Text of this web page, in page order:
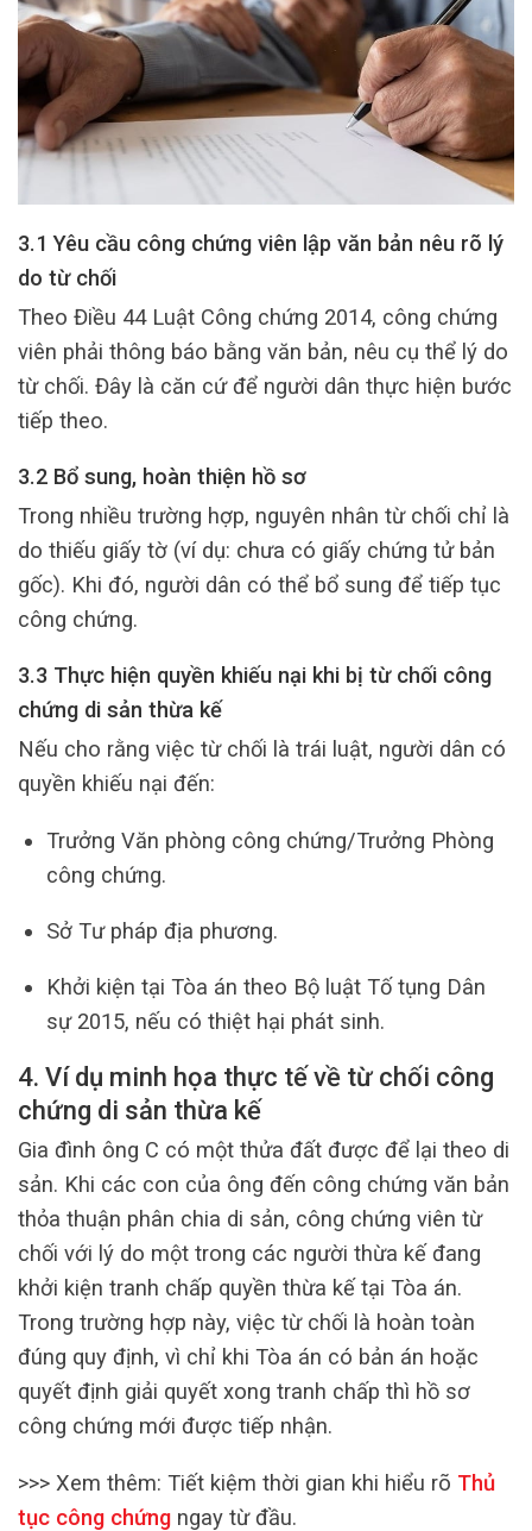
3.1 Yêu cầu công chứng viên lập văn bản nêu rõ lý
do từ chối
Theo Điều 44 Luật Công chứng 2014, công chứng
viên phải thông báo bằng văn bản, nêu cụ thể lý do
từ chối. Đây là căn cứ để người dân thực hiện bước
tiếp theo.
3.2 Bổ sung, hoàn thiện hồ sơ
Trong nhiều trường hợp, nguyên nhân từ chối chỉ là
do thiếu giấy tờ (ví dụ: chưa có giấy chứng tử bản
gốc). Khi đó, người dân có thể bổ sung để tiếp tục
công chứng.
3.3 Thực hiện quyền khiếu nại khi bị từ chối công
chứng di sản thừa kế
Nếu cho rằng việc từ chối là trái luật, người dân có
quyền khiếu nại đến:
Trưởng Văn phòng công chứng/Trưởng Phòng
công chứng.
Sở Tư pháp địa phương.
Khởi kiện tại Tòa án theo Bộ luật Tố tụng Dân
sự 2015, nếu có thiệt hại phát sinh.
4. Ví dụ minh họa thực tế về từ chối công
chứng di sản thừa kế
Gia đình ông C có một thửa đất được để lại theo di
sản. Khi các con của ông đến công chứng văn bản
thỏa thuận phân chia di sản, công chứng viên từ
chối với lý do một trong các người thừa kế đang
khởi kiện tranh chấp quyền thừa kế tại Tòa án.
Trong trường hợp này, việc từ chối là hoàn toàn
đúng quy định, vì chỉ khi Tòa án có bản án hoặc
quyết định giải quyết xong tranh chấp thì hồ sơ
công chứng mới được tiếp nhận.
>>> Xem thêm: Tiết kiệm thời gian khi hiểu rõ Thủ
tục công chứng ngay từ đầu.